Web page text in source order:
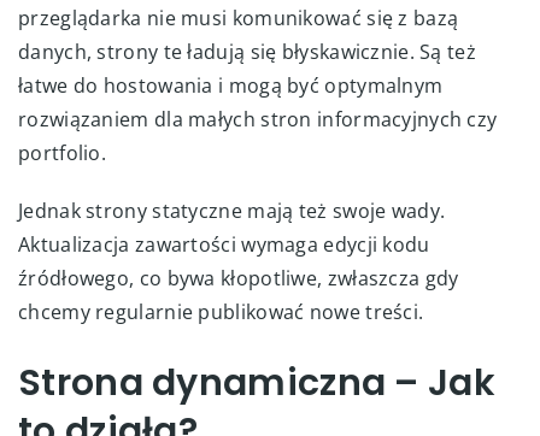
przeglądarka nie musi komunikować się z bazą
danych, strony te ładują się błyskawicznie. Są też
łatwe do hostowania i mogą być optymalnym
rozwiązaniem dla małych stron informacyjnych czy
portfolio.
Jednak strony statyczne mają też swoje wady.
Aktualizacja zawartości wymaga edycji kodu
źródłowego, co bywa kłopotliwe, zwłaszcza gdy
chcemy regularnie publikować nowe treści.
Strona dynamiczna – Jak